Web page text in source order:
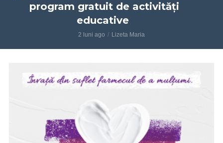
program gratuit de activități
educative
2 luni ago Lizeta Maria